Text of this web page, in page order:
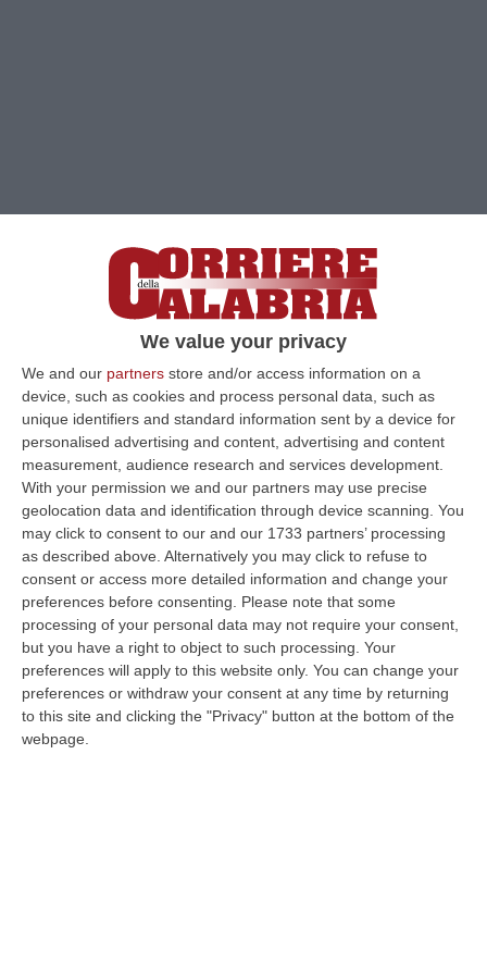
We value your privacy
We and our partners store and/or access information on a
device, such as cookies and process personal data, such as
unique identifiers and standard information sent by a device for
personalised advertising and content, advertising and content
measurement, audience research and services development.
With your permission we and our partners may use precise
geolocation data and identification through device scanning. You
may click to consent to our and our 1733 partners’ processing
as described above. Alternatively you may click to refuse to
consent or access more detailed information and change your
preferences before consenting.
Please note that some
processing of your personal data may not require your consent,
but you have a right to object to such processing. Your
preferences will apply to this website only. You can change your
preferences or withdraw your consent at any time by returning
to this site and clicking the "Privacy" button at the bottom of the
webpage.
Clicca e segui “Corriere della Calabria” su Google News
MESSINAViaggiava con un chilo di droga a
bordo della propria auto ma è stato fermato
dalla guardia di finanza di Messinaappena
sceso dal traghetto proveniente dalla
Calabria, scoperto e arrestato.Le fiamme
gialle non hanno creduto alla versione
dell’uomo che ha spiegato di fare ritorno in
Sicilia al termine di un contratto di lavoro a
Bologna. Da qui il controllo dell’auto e la
scoperta della droga grazie al fiuto del cane
Ghimly: nel vano bagagli del veicolo, infatti,